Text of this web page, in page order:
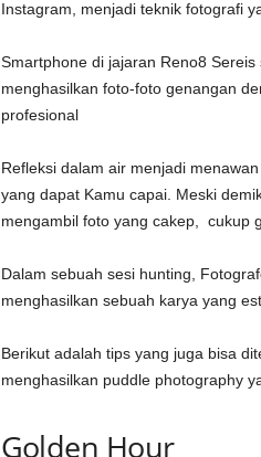
Instagram, menjadi teknik fotografi
Smartphone di jajaran Reno8
menghasilkan foto-foto genangan
profesional
Refleksi dalam air menjadi
yang dapat Kamu capai. Meski
mengambil foto yang cakep, cukup
Dalam sebuah sesi hunting,
menghasilkan sebuah karya yang
Berikut adalah tips yang juga bisa
menghasilkan puddle photography
Golden Hour